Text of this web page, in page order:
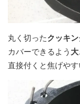
丸く切ったクッキ
カバーできるよう
直接付くと焦げや